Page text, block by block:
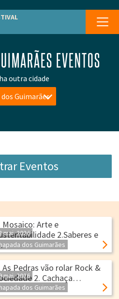
EVENTOS
outra cidade
Guimarães
Eventos
Mosaico: Arte e
2.Saberes e
mai.2026
dos Guimarães
As Pedras vão rolar Rock &
2. Cachaça…
mai.2026
dos Guimarães